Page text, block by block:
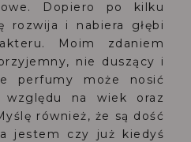
Dopiero po kilku
rozwija i nabiera głębi
Moim zdaniem
nie duszący i
perfumy może nosić
względu na wiek oraz
również, że są dość
jestem czy już kiedyś